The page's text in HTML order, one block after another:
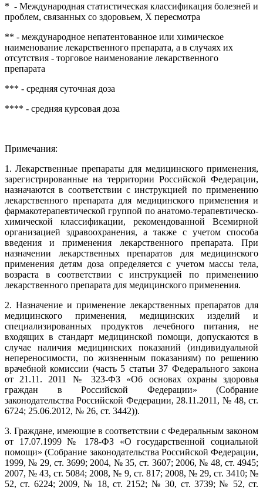
* - Международная статистическая классификация болезней и
проблем, связанных со здоровьем, Х пересмотра
** - международное непатентованное или химическое
наименование лекарственного препарата, а в случаях их
отсутствия - торговое наименование лекарственного
препарата
*** - средняя суточная доза
**** - средняя курсовая доза
Примечания:
1. Лекарственные препараты для медицинского применения,
зарегистрированные на территории Российской Федерации,
назначаются в соответствии с инструкцией по применению
лекарственного препарата для медицинского применения и
фармакотерапевтической группой по анатомо-терапевтическо-
химической классификации, рекомендованной Всемирной
организацией здравоохранения, а также с учетом способа
введения и применения лекарственного препарата. При
назначении лекарственных препаратов для медицинского
применения детям доза определяется с учетом массы тела,
возраста в соответствии с инструкцией по применению
лекарственного препарата для медицинского применения.
2. Назначение и применение лекарственных препаратов для
медицинского применения, медицинских изделий и
специализированных продуктов лечебного питания, не
входящих в стандарт медицинской помощи, допускаются в
случае наличия медицинских показаний (индивидуальной
непереносимости, по жизненным показаниям) по решению
врачебной комиссии (часть 5 статьи 37 Федерального закона
от 21.11. 2011 № 323-ФЗ «Об основах охраны здоровья
граждан в Российской Федерации» (Собрание
законодательства Российской Федерации, 28.11.2011, № 48, ст.
6724; 25.06.2012, № 26, ст. 3442)).
3. Граждане, имеющие в соответствии с Федеральным законом
от 17.07.1999 № 178-ФЗ «О государственной социальной
помощи» (Собрание законодательства Российской Федерации,
1999, № 29, ст. 3699; 2004, № 35, ст. 3607; 2006, № 48, ст. 4945;
2007, № 43, ст. 5084; 2008, № 9, ст. 817; 2008, № 29, ст. 3410; №
52, ст. 6224; 2009, № 18, ст. 2152; № 30, ст. 3739; № 52, ст.